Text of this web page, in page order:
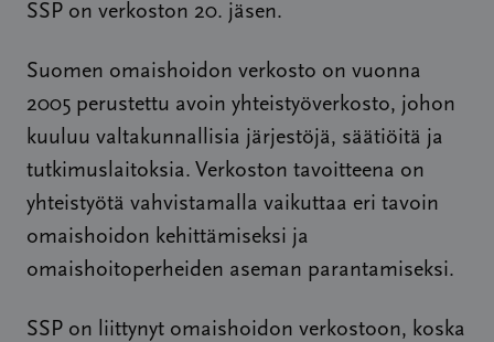
SSP on verkoston 20. jäsen.
Suomen omaishoidon verkosto on vuonna
2005 perustettu avoin yhteistyöverkosto, johon
kuuluu valtakunnallisia järjestöjä, säätiöitä ja
tutkimuslaitoksia. Verkoston tavoitteena on
yhteistyötä vahvistamalla vaikuttaa eri tavoin
omaishoidon kehittämiseksi ja
omaishoitoperheiden aseman parantamiseksi.
SSP on liittynyt omaishoidon verkostoon, koska